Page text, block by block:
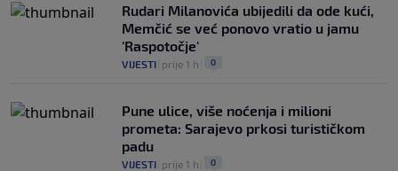
Rudari Milanovića ubijedili da ode kući,
Memčić se već ponovo vratio u jamu
'Raspotočje'
VIJESTI prije 1 h 0
Pune ulice, više noćenja i milioni
prometa: Sarajevo prkosi turističkom
padu
VIJESTI prije 1 h 0